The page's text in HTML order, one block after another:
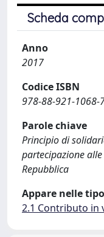
Scheda
Anno
2017
Codice ISBN
978-88-921-1068-
Parole chiave
Principio di
partecipazione
Repubblica
Appare nelle
2.1 Contributo in